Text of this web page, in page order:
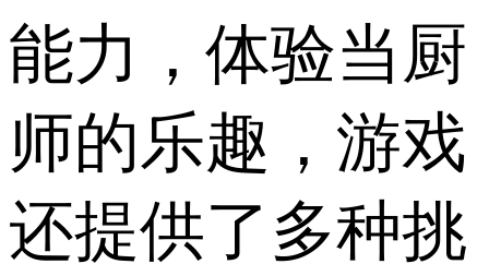
能力，体验当厨
师的乐趣，游戏
还提供了多种挑